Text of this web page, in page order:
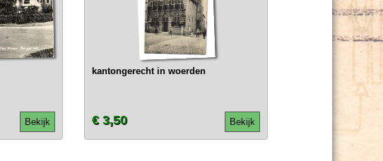
Bekijk
kantongerecht in woerden
Bekijk
€ 3,50